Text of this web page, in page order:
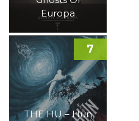
Europa
THE HU – Hun
7